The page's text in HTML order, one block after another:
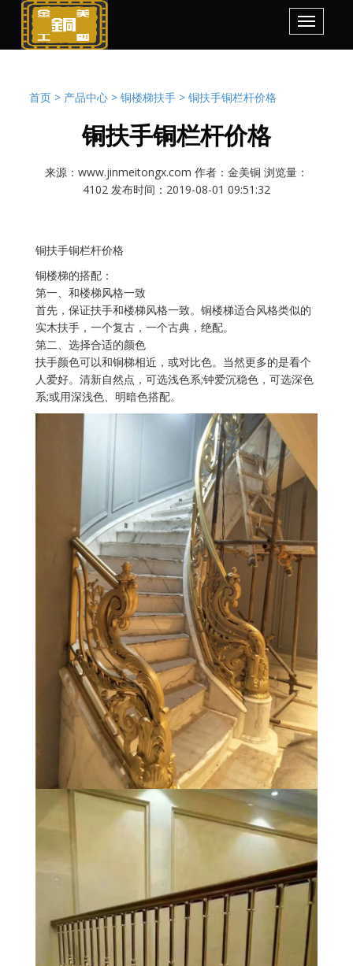
首页 > 产品中心 >铜楼梯扶手 >铜扶手铜栏杆价格
铜扶手铜栏杆价格
来源：www.jinmeitongx.com 作者：金美铜 浏览量：
4102 发布时间：2019-08-01 09:51:32
铜扶手铜栏杆价格
铜楼梯的搭配：
第一、和楼梯风格一致
首先，保证扶手和楼梯风格一致。铜楼梯适合风格类似的
实木扶手，一个复古，一个古典，绝配。
第二、选择合适的颜色
扶手颜色可以和铜梯相近，或对比色。当然更多的是看个
人爱好。清新自然点，可选浅色系;钟爱沉稳色，可选深色
系;或用深浅色、明暗色搭配。